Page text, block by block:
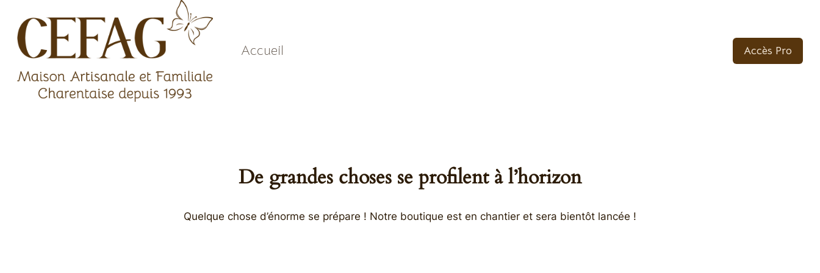
contenu
Accueil Accès Pro
De grandes choses se profilent à l’horizon
Quelque chose d’énorme se prépare ! Notre boutique est en chantier et sera bientôt lancée !